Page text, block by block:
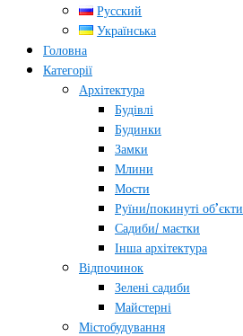
Русский
Українська
Головна
Категорії
Архітектура
Будівлі
Будинки
Замки
Млини
Мости
Руїни/покинуті об’єкти
Садиби/ маєтки
Інша архітектура
Відпочинок
Зелені садиби
Майстерні
Містобудування